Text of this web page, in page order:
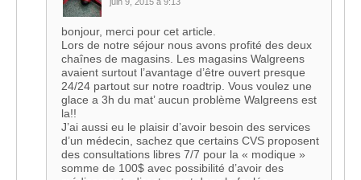
bonjour, merci pour cet article.
Lors de notre séjour nous avons profité des deux
chaînes de magasins. Les magasins Walgreens
avaient surtout l’avantage d’être ouvert presque
24/24 partout sur notre roadtrip. Vous voulez une
glace a 3h du mat’ aucun problème Walgreens est
la!!
J’ai aussi eu le plaisir d’avoir besoin des services
d’un médecin, sachez que certains CVS proposent
des consultations libres 7/7 pour la « modique »
somme de 100$ avec possibilité d’avoir des